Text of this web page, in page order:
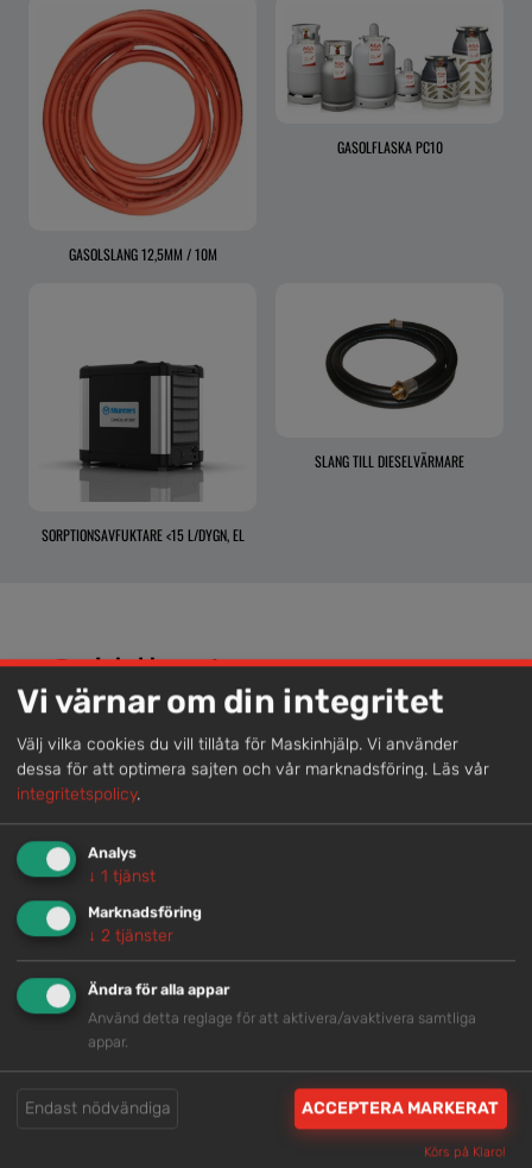
GASOLSLANG 12,5MM / 10M
GASOLFLASKA PC10
SORPTIONSAVFUKTARE <15 L/DYGN, EL
SLANG TILL DIESELVÄRMARE
Lokal kompetens
Genom att samla våra medarbetare lokalt erbjuder vi
Snabb service
Vi har tillgänglig personal som är redo att hjälpa dig.
Trygg rådgivning
Våra hjälpsamma medarbetare är experter inom
Brett och samlat utbud
Vi har en välsorterad maskinpark med hög
Vi värnar om din integritet
Välj vilka cookies du vill tillåta för Maskinhjälp. Vi använder
dessa för att optimera sajten och vår marknadsföring. Läs vår
integritetspolicy.
Analys
↓ 1 tjänst
Marknadsföring
↓ 2 tjänster
Ändra för alla appar
Använd detta reglage för att aktivera/avaktivera samtliga
appar.
Endast nödvändiga ACCEPTERA MARKERAT
Körs på Klaro!